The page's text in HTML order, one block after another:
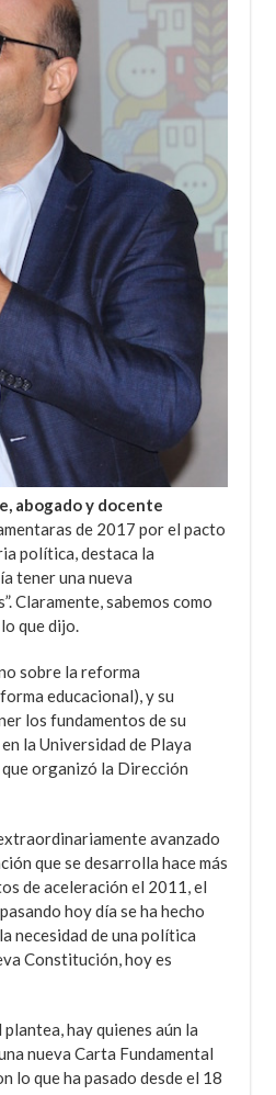
abogado y docente
de 2017 por el pacto
política, destaca la
tener una nueva
Claramente, sabemos como
que dijo.
sobre la reforma
educacional), y su
los fundamentos de su
la Universidad de Playa
organizó la Dirección
avanzado
que se desarrolla hace más
de aceleración el 2011, el
hoy día se ha hecho
necesidad de una política
Constitución, hoy es
hay quienes aún la
nueva Carta Fundamental
lo que ha pasado desde el 18